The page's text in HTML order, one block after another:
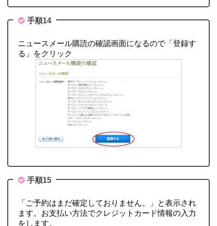
手順14
ニュースメール購読の確認画面になるので「登録す
る」をクリック
手順15
「ご予約はまだ確定しておりません。」と表示され
ます。お支払い方法でクレジットカード情報の入力
をします。